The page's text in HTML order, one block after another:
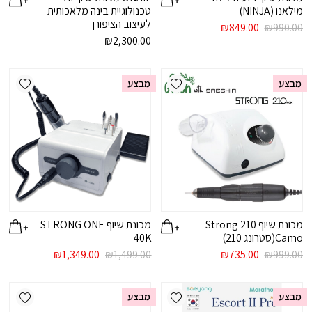
מילאנו (NINJA)
₪990.00
המחיר
₪849.00
טכנולוגיית בינה מלאכותית
לעיצוב הציפורן
₪2,300.00
Add wishlist מבצע
מכונת שיוף Strong 210
Camo(סטרונג 210)
₪999.00
המחיר
₪999.00.
₪735.00
₪735.00.
מבצע
מכונת שיוף STRONG ONE
40K
₪1,499.00
המחיר
₪1,349.00 המחיר
₪1,349.00.
Add wishlist מבצע מבצע